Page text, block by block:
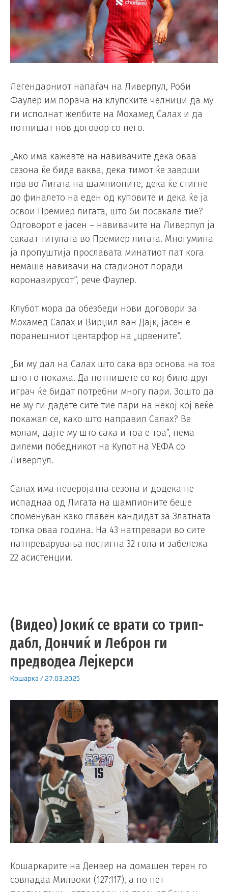
Легендарниот напаѓач на Ливерпул, Роби
Фаулер им порача на клупските челници да му
ги исполнат желбите на Мохамед Салах и да
потпишат нов договор со него.
„Ако има кажевте на навивачите дека оваа
сезона ќе биде ваква, дека тимот ќе заврши
прв во Лигата на шампионите, дека ќе стигне
до финалето на еден од куповите и дека ќе ја
освои Премиер лигата, што би посакале тие?
Одговорот е јасен – навивачите на Ливерпул ја
сакаат титулата во Премиер лигата. Многумина
ја пропуштија прославата минатиот пат кога
немаше навивачи на стадионот поради
коронавирусот“, рече Фаулер.
Клубот мора да обезбеди нови договори за
Мохамед Салах и Вирџил ван Дајк, јасен е
поранешниот центарфор на „црвените“.
„Би му дал на Салах што сака врз основа на тоа
што го покажа. Да потпишете со кој било друг
играч ќе бидат потребни многу пари. Зошто да
не му ги дадете сите тие пари на некој кој веќе
покажал се, како што направил Салах? Ве
молам, дајте му што сака и тоа е тоа”, нема
дилеми победникот на Купот на УЕФА со
Ливерпул.
Салах има неверојатна сезона и додека не
испаднаа од Лигата на шампионите беше
споменуван како главен кандидат за Златната
топка оваа година. На 43 натпревари во сите
натпреварувања постигна 32 гола и забележа
22 асистенции.
(Видео) Јокиќ се врати со трип-
дабл, Дончиќ и Леброн ги
предводеа Лејкерси
Кошарка /27.03.2025
Кошаркарите на Денвер на домашен терен го
совладаа Милвоки (127:117), а по пет